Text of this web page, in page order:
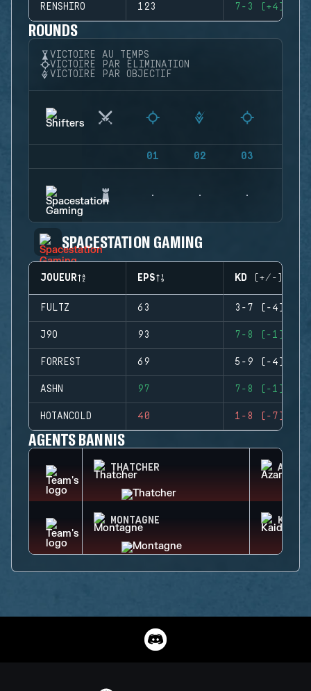
RENSHIRO 123 7-3 (+4)
ROUNDS
VICTOIRE AU TEMPS
VICTOIRE PAR ÉLIMINATION
VICTOIRE PAR OBJECTIF
01 02 03
SPACESTATION GAMING
JOUEUR EPS KD (+/-)
FULTZ 63 3-7 (-4)
J9O 93 7-8 (-1)
FORREST 69 5-9 (-4)
ASHN 97 7-8 (-1)
HOTANCOLD 40 1-8 (-7)
AGENTS BANNIS
THATCHER AZAMI
MONTAGNE KAID